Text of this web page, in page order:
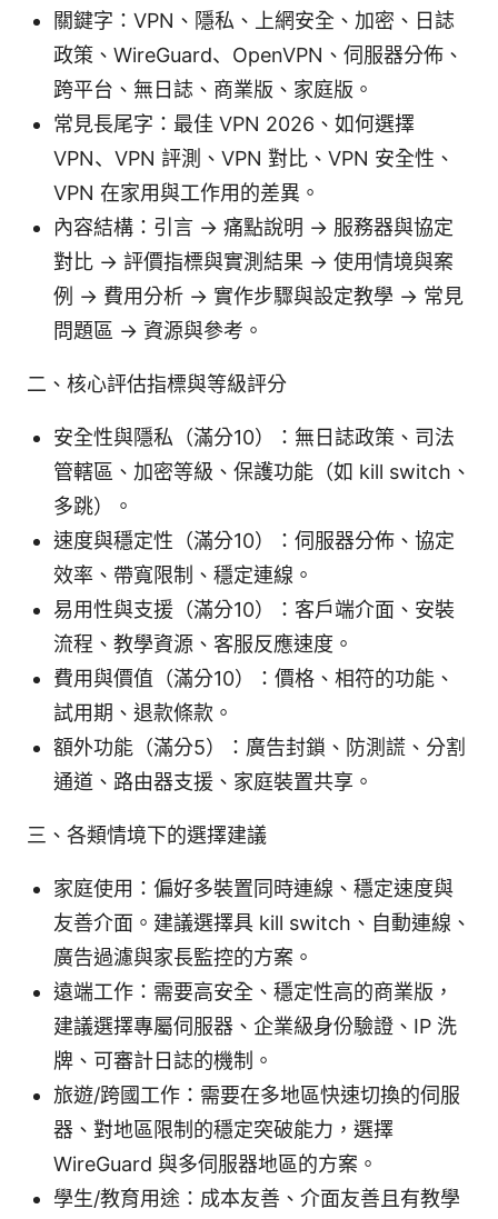
關鍵字：VPN、隱私、上網安全、加密、日誌
政策、WireGuard、OpenVPN、伺服器分佈、
跨平台、無日誌、商業版、家庭版。
常見長尾字：最佳 VPN 2026、如何選擇
VPN、VPN 評測、VPN 對比、VPN 安全性、
VPN 在家用與工作用的差異。
內容結構：引言 -> 痛點說明 -> 服務器與協定
對比 -> 評價指標與實測結果 -> 使用情境與案
例 -> 費用分析 -> 實作步驟與設定教學 -> 常見
問題區 -> 資源與參考。
二、核心評估指標與等級評分
安全性與隱私（滿分10）：無日誌政策、司法
管轄區、加密等級、保護功能（如 kill switch、
多跳）。
速度與穩定性（滿分10）：伺服器分佈、協定
效率、帶寬限制、穩定連線。
易用性與支援（滿分10）：客戶端介面、安裝
流程、教學資源、客服反應速度。
費用與價值（滿分10）：價格、相符的功能、
試用期、退款條款。
額外功能（滿分5）：廣告封鎖、防測謊、分割
通道、路由器支援、家庭裝置共享。
三、各類情境下的選擇建議
家庭使用：偏好多裝置同時連線、穩定速度與
友善介面。建議選擇具 kill switch、自動連線、
廣告過濾與家長監控的方案。
遠端工作：需要高安全、穩定性高的商業版，
建議選擇專屬伺服器、企業級身份驗證、IP 洗
牌、可審計日誌的機制。
旅遊/跨國工作：需要在多地區快速切換的伺服
器、對地區限制的穩定突破能力，選擇
WireGuard 與多伺服器地區的方案。
學生/教育用途：成本友善、介面友善且有教學